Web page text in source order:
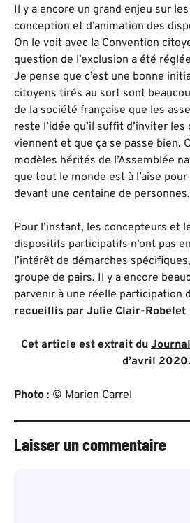
Il y a encore un grand enjeu sur
conception et d’animation des
On le voit avec la Convention
question de l’exclusion a été
Je pense que c’est une bonne
citoyens tirés au sort sont
de la société française que les
reste l’idée qu’il suffit d’inviter les
viennent et que ça se passe bien.
modèles hérités de l’Assemblée
que tout le monde est à l’aise
devant une centaine de personnes.
Pour l’instant, les concepteurs et
dispositifs participatifs n’ont pas
l’intérêt de démarches
groupe de pairs. Il y a encore
parvenir à une réelle participation
recueillis par Julie Clair-Robelet
Cet article est extrait du
d’avril 2020.
Photo : © Marion Carrel
Laisser un commentaire